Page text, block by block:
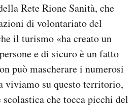
Rete Rione Sanità, che
di volontariato del
il turismo «ha creato un
e di sicuro è un fatto
può mascherare i numerosi
viviamo su questo territorio,
che tocca picchi del